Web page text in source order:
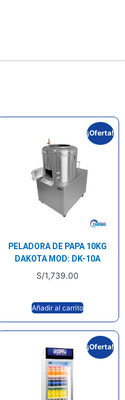
¡Oferta!
PELADORA DE PAPA 10KG
DAKOTA MOD: DK-10A
S/1,739.00
Añadir al carrito
¡Oferta!